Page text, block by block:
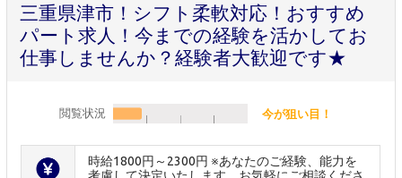
三重県津市！シフト柔軟対応！おすすめ
パート求人！今までの経験を活かしてお
仕事しませんか？経験者大歓迎です★
閲覧状況 今が狙い目！
時給1800円～2300円 ※あなたのご経験、能力を